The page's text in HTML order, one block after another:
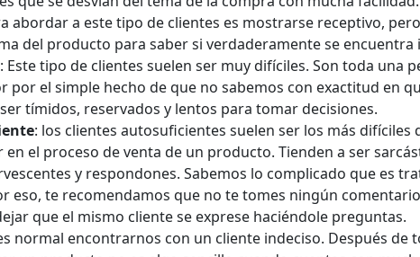
abordar a este tipo de clientes es mostrarse receptivo,
del producto para saber si verdaderamente se encuentra
: Este tipo de clientes suelen ser muy difíciles. Son toda una
por el simple hecho de que no sabemos con exactitud en
tímidos, reservados y lentos para tomar decisiones.
: los clientes autosuficientes suelen ser los más difíciles
el proceso de venta de un producto. Tienden a ser
y respondones. Sabemos lo complicado que es
eso, te recomendamos que no te tomes ningún
que el mismo cliente se exprese haciéndole preguntas.
normal encontrarnos con un cliente indeciso. Después de